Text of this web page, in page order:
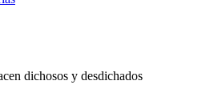
dichosos y desdichados